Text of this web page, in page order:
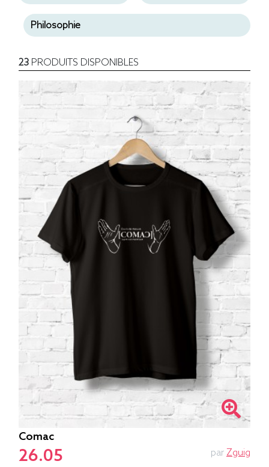
23 PRODUITS DISPONIBLES
Comac
26.05 par Zguig